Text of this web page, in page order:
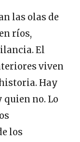
las olas de
ríos,
El
viven
Hay
quien no. Lo
los